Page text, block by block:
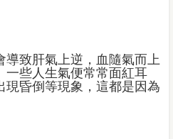
導致肝氣上逆，血隨氣而上
一些人生氣便常常面紅耳
現昏倒等現象，這都是因為